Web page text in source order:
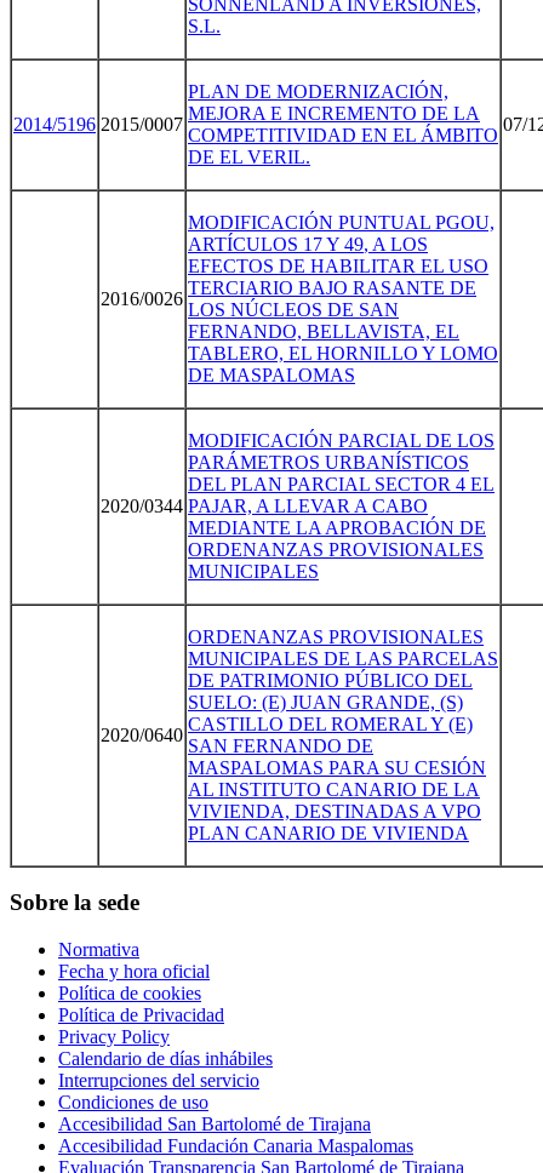
S.L.
2014/5196 2015/0007
PLAN DE MODERNIZACIÓN,
MEJORA E INCREMENTO DE LA
COMPETITIVIDAD EN EL ÁMBITO
DE EL VERIL.
07/
2016/0026
MODIFICACIÓN PUNTUAL PGOU,
ARTÍCULOS 17 Y 49, A LOS
EFECTOS DE HABILITAR EL USO
TERCIARIO BAJO RASANTE DE
LOS NÚCLEOS DE SAN
FERNANDO, BELLAVISTA, EL
TABLERO, EL HORNILLO Y LOMO
DE MASPALOMAS
2020/0344
MODIFICACIÓN PARCIAL DE LOS
PARÁMETROS URBANÍSTICOS
DEL PLAN PARCIAL SECTOR 4 EL
PAJAR, A LLEVAR A CABO
MEDIANTE LA APROBACIÓN DE
ORDENANZAS PROVISIONALES
MUNICIPALES
2020/0640
ORDENANZAS PROVISIONALES
MUNICIPALES DE LAS PARCELAS
DE PATRIMONIO PÚBLICO DEL
SUELO: (E) JUAN GRANDE, (S)
CASTILLO DEL ROMERAL Y (E)
SAN FERNANDO DE
MASPALOMAS PARA SU CESIÓN
AL INSTITUTO CANARIO DE LA
VIVIENDA, DESTINADAS A VPO
PLAN CANARIO DE VIVIENDA
Sobre la sede
Normativa
Fecha y hora oficial
Política de cookies
Política de Privacidad
Privacy Policy
Calendario de días inhábiles
Interrupciones del servicio
Condiciones de uso
Accesibilidad San Bartolomé de Tirajana
Accesibilidad Fundación Canaria Maspalomas
Evaluación Transparencia San Bartolomé de Tirajana